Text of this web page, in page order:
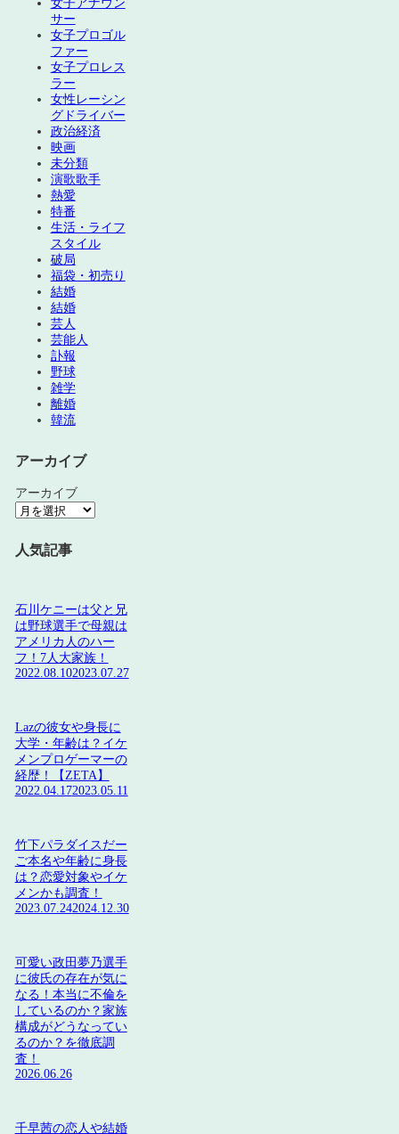
女子アナウン
サー
女子プロゴル
ファー
女子プロレス
ラー
女性レーシン
グドライバー
政治経済
映画
未分類
演歌歌手
熱愛
特番
生活・ライフ
スタイル
破局
福袋・初売り
結婚
結婚
芸人
芸能人
訃報
野球
雑学
離婚
韓流
アーカイブ
アーカイブ
人気記事
石川ケニーは父と兄
は野球選手で母親は
アメリカ人のハー
フ！7人大家族！
2022.08.102023.07.27
Lazの彼女や身長に
大学・年齢は？イケ
メンプロゲーマーの
経歴！【ZETA】
2022.04.172023.05.11
竹下パラダイスだー
ご本名や年齢に身長
は？恋愛対象やイケ
メンかも調査！
2023.07.242024.12.30
可愛い政田夢乃選手
に彼氏の存在が気に
なる！本当に不倫を
しているのか？家族
構成がどうなってい
るのか？を徹底調
査！
2026.06.26
千早茜の恋人や結婚